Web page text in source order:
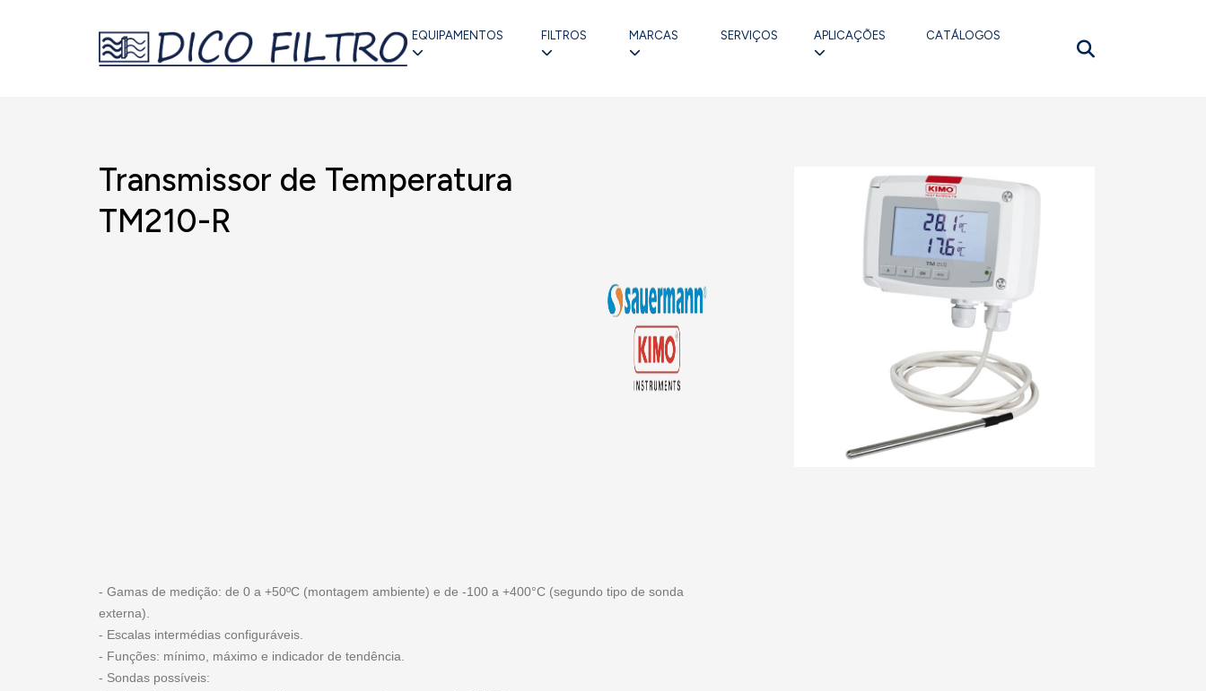
EQUIPAMENTOS FILTROS MARCAS SERVIÇOS APLICAÇÕES CATÁLOGOS
Transmissor de Temperatura
TM210-R
- Gamas de medição: de 0 a +50ºC (montagem ambiente) e de -100 a +400°C (segundo tipo de sonda
externa).
- Escalas intermédias configuráveis.
- Funções: mínimo, máximo e indicador de tendência.
- Sondas possíveis: